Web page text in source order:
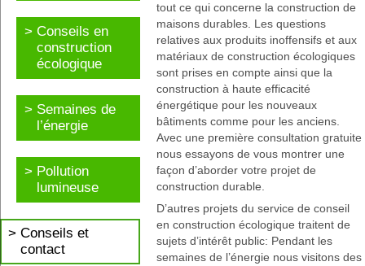
Conseils en
construction
écologique
Semaines de
l’énergie
Pollution
lumineuse
Conseils et
contact
tout ce qui concerne la construction de
maisons durables. Les questions
relatives aux produits inoffensifs et aux
matériaux de construction écologiques
sont prises en compte ainsi que la
construction à haute efficacité
énergétique pour les nouveaux
bâtiments comme pour les anciens.
Avec une première consultation gratuite
nous essayons de vous montrer une
façon d’aborder votre projet de
construction durable.
D’autres projets du service de conseil
en construction écologique traitent de
sujets d’intérêt public: Pendant les
semaines de l’énergie nous visitons des